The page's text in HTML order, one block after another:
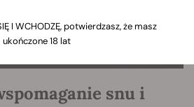
snu i
I WCHODZĘ, potwierdzasz, że masz
ukończone 18 lat